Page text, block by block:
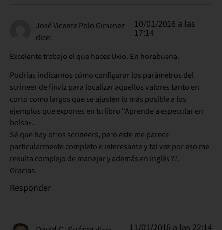
José Vicente Polo Gimenez
dice:
10/01/2016 a las
17:14
Excelente trabajo el que haces Uxio. En horabuena.
Podrías indicarnos cómo configurar los parámetros del
scrineer de finviz para localizar aquellos valores tanto en
corto como largos que se ajusten lo más posible a los
ejemplos que expones en tu libro “Aprende a especular en
bolsa»..
Sé que hay otros scrineers, pero este me parece
particularmente completo e interesante y tal vez por eso me
resulta complejo de manejar y además en inglés ??.
Gracias.
Responder
11/01/2016 a las 22:14